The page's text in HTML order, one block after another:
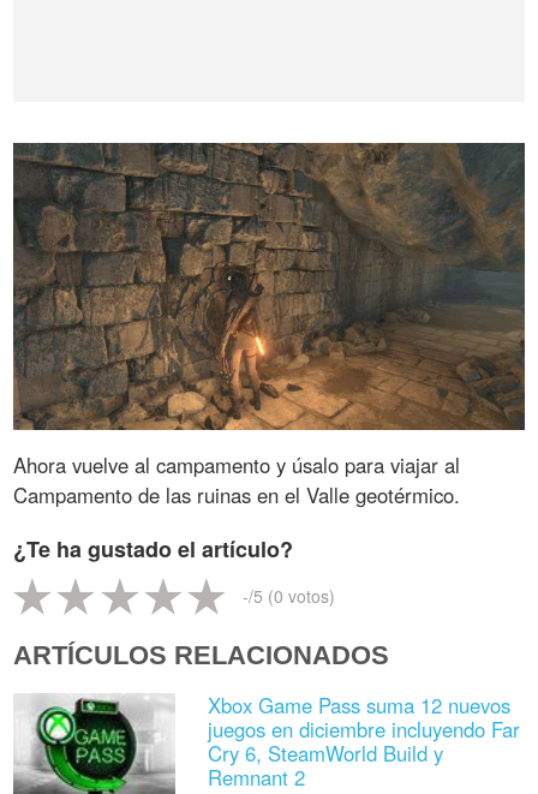
Ahora vuelve al campamento y úsalo para viajar al
Campamento de las ruinas en el Valle geotérmico.
¿Te ha gustado el artículo?
-/5 (0 votos)
ARTÍCULOS RELACIONADOS
Xbox Game Pass suma 12 nuevos
juegos en diciembre incluyendo Far
Cry 6, SteamWorld Build y
Remnant 2